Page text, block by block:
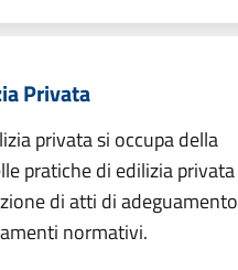
Privata
privata si occupa della
pratiche di edilizia privata
di atti di adeguamento
normativi.